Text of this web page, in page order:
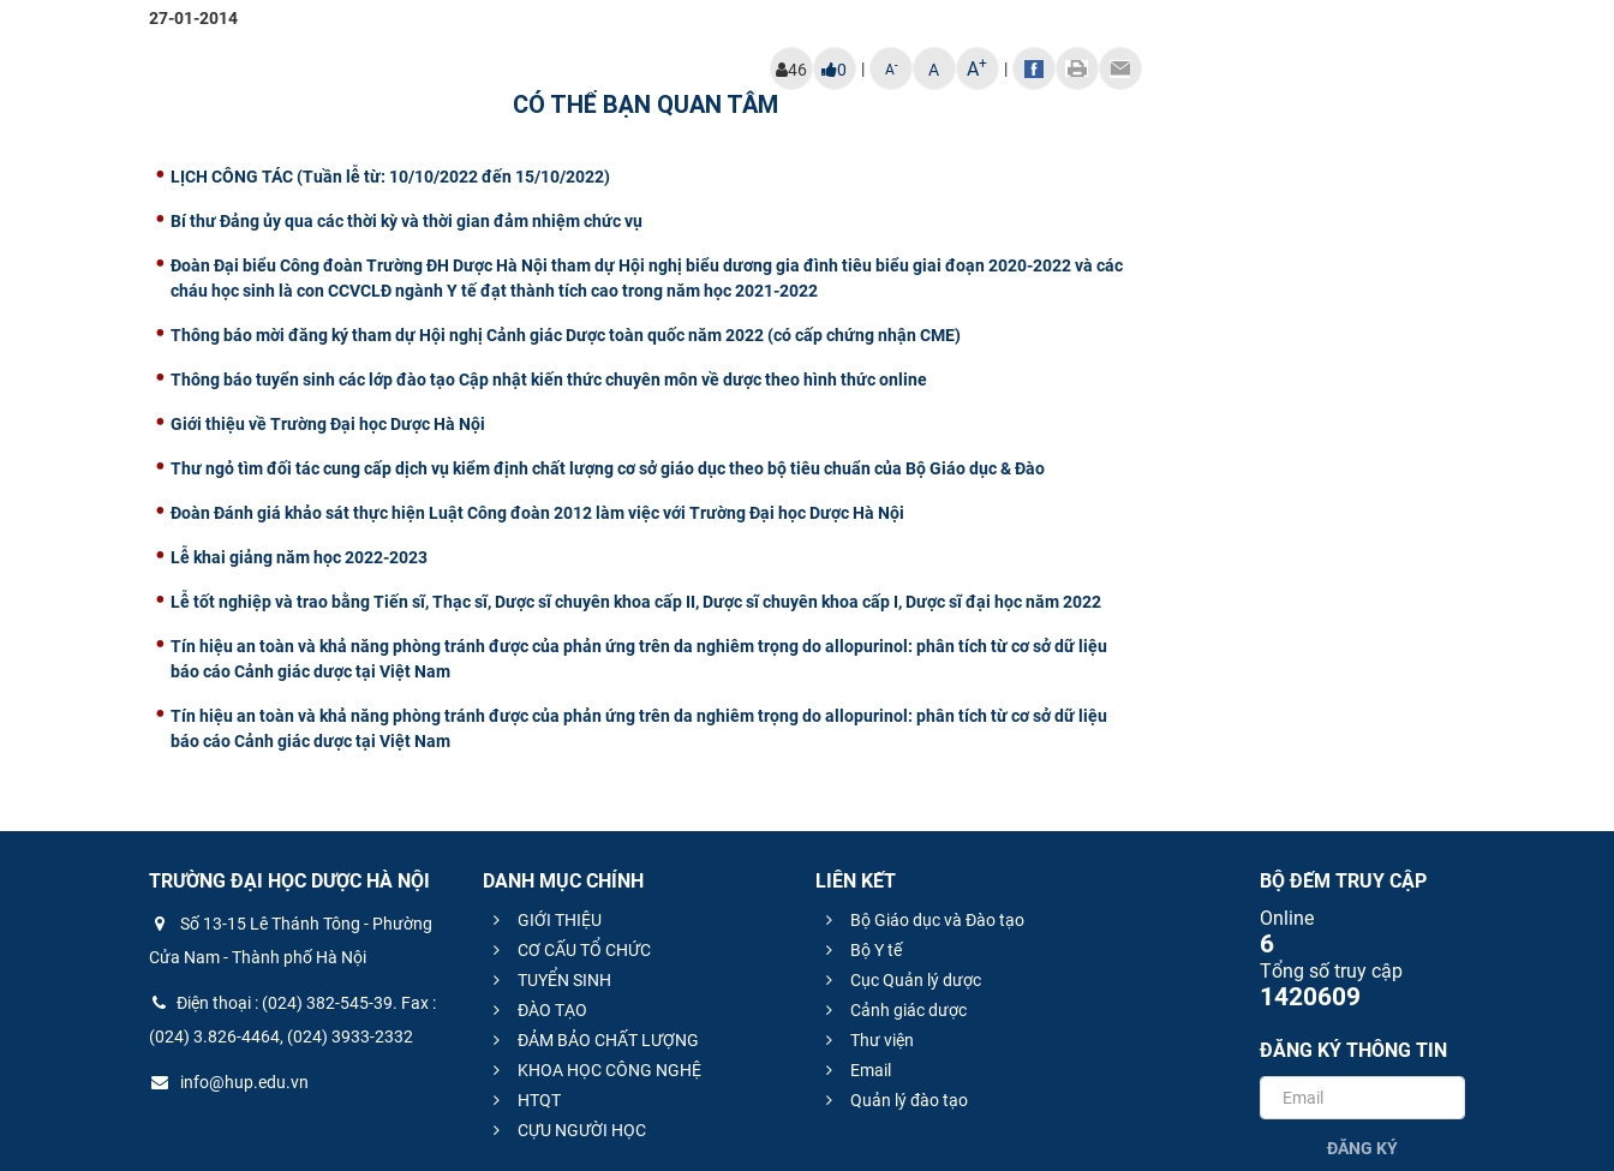
27-01-2014
46 0 | A- A A+ |
CÓ THỂ BẠN QUAN TÂM
LỊCH CÔNG TÁC (Tuần lễ từ: 10/10/2022 đến 15/10/2022)
Bí thư Đảng ủy qua các thời kỳ và thời gian đảm nhiệm chức vụ
Đoàn Đại biểu Công đoàn Trường ĐH Dược Hà Nội tham dự Hội nghị biểu dương gia đình tiêu biểu giai đoạn 2020-2022 và các
cháu học sinh là con CCVCLĐ ngành Y tế đạt thành tích cao trong năm học 2021-2022
Thông báo mời đăng ký tham dự Hội nghị Cảnh giác Dược toàn quốc năm 2022 (có cấp chứng nhận CME)
Thông báo tuyển sinh các lớp đào tạo Cập nhật kiến thức chuyên môn về dược theo hình thức online
Giới thiệu về Trường Đại học Dược Hà Nội
Thư ngỏ tìm đối tác cung cấp dịch vụ kiểm định chất lượng cơ sở giáo dục theo bộ tiêu chuẩn của Bộ Giáo dục & Đào
Đoàn Đánh giá khảo sát thực hiện Luật Công đoàn 2012 làm việc với Trường Đại học Dược Hà Nội
Lễ khai giảng năm học 2022-2023
Lễ tốt nghiệp và trao bằng Tiến sĩ, Thạc sĩ, Dược sĩ chuyên khoa cấp II, Dược sĩ chuyên khoa cấp I, Dược sĩ đại học năm 2022
Tín hiệu an toàn và khả năng phòng tránh được của phản ứng trên da nghiêm trọng do allopurinol: phân tích từ cơ sở dữ liệu
báo cáo Cảnh giác dược tại Việt Nam
Tín hiệu an toàn và khả năng phòng tránh được của phản ứng trên da nghiêm trọng do allopurinol: phân tích từ cơ sở dữ liệu
báo cáo Cảnh giác dược tại Việt Nam
TRƯỜNG ĐẠI HỌC DƯỢC HÀ NỘI
Số 13-15 Lê Thánh Tông - Phường
Cửa Nam - Thành phố Hà Nội
Điện thoại : (024) 382-545-39. Fax :
(024) 3.826-4464, (024) 3933-2332
info@hup.edu.vn
DANH MỤC CHÍNH
GIỚI THIỆU
CƠ CẤU TỔ CHỨC
TUYỂN SINH
ĐÀO TẠO
ĐẢM BẢO CHẤT LƯỢNG
KHOA HỌC CÔNG NGHỆ
HTQT
CỰU NGƯỜI HỌC
LIÊN KẾT
Bộ Giáo dục và Đào tạo
Bộ Y tế
Cục Quản lý dược
Cảnh giác dược
Thư viện
Email
Quản lý đào tạo
BỘ ĐẾM TRUY CẬP
Online
6
Tổng số truy cập
1420609
ĐĂNG KÝ THÔNG TIN
ĐĂNG KÝ